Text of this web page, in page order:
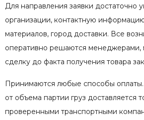
Для направления заявки достаточно
организации, контактную
материалов, город доставки. Все
оперативно решаются
сделку до факта получения товара
Принимаются любые способы
от объема партии груз доставляется
проверенными транспортными